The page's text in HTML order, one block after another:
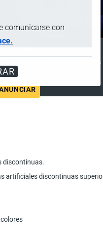
comunicarse con
Internacional de Operadores
discontinuas.
artificiales discontinuas